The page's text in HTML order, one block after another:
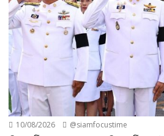
10/08/2026 @siamfocustime